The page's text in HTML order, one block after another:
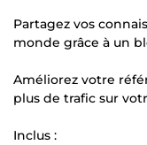
Partagez vos
monde grâce à un
Améliorez votre
plus de trafic sur
Inclus :